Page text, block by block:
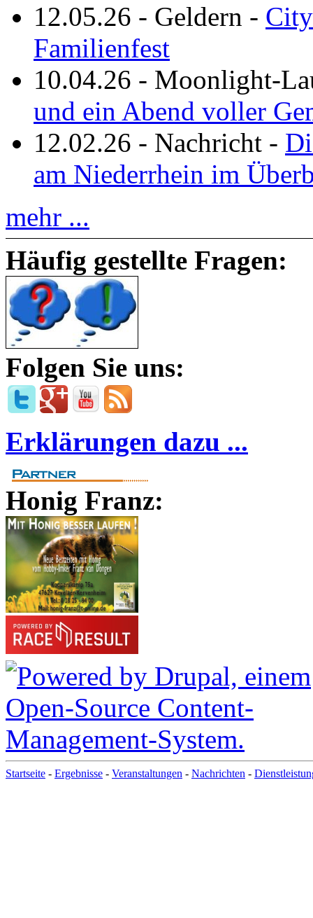
12.05.26 - Geldern -
Familienfest
10.04.26 - Moonlight-
und ein Abend voller
12.02.26 - Nachricht -
am Niederrhein im
mehr ...
Häufig gestellte Fragen:
Folgen Sie uns:
Erklärungen dazu ...
Honig Franz:
Startseite - Ergebnisse - Veranstaltungen - Nachrichten -